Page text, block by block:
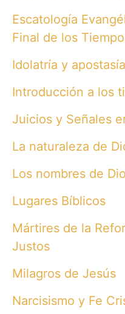
Escatología
Final de los
Idolatría y
Introducción a los
Juicios y Señales
La naturaleza de
Los nombres de
Lugares Bíblicos
Mártires de la
Justos
Milagros de Jesús
Narcisismo y Fe